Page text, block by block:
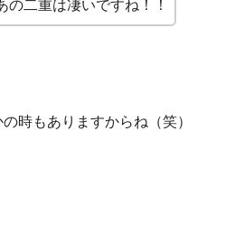
の二重は凄いですね！！
時もありますからね（笑）